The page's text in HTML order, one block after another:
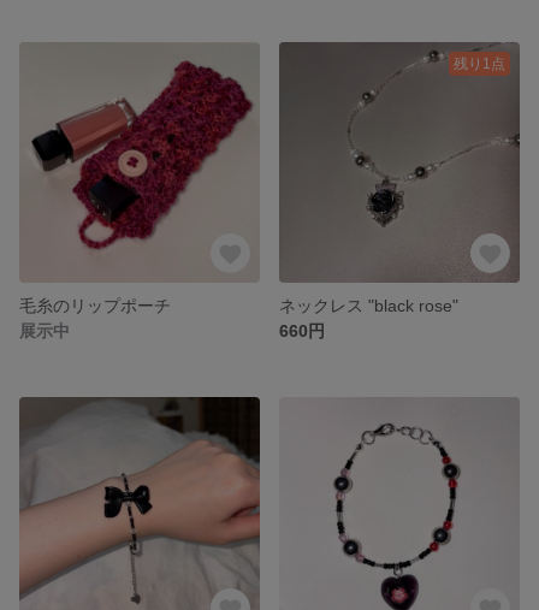
毛糸のリップポーチ
展示中
残り1点
ネックレス "black rose"
660円